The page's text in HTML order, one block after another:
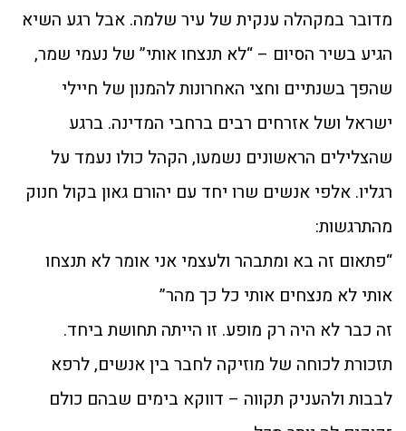
מדובר במקהלה ענקית של עיר שלמה. אבל רגע השיא
הגיע בשיר הסיום – “לא תנצחו אותי” של נעמי שמר,
שהפך בשנתיים וחצי האחרונות להמנון של חיילי
ישראל ושל אזרחים רבים ברחבי המדינה. ברגע
שהצלילים הראשונים נשמעו, הקהל כולו נעמד על
רגליו. אלפי אנשים שרו יחד עם יהורם גאון בקול חנוק
מהתרגשות:
“פתאום זה בא ומתבהר ולעצמי אני אומר לא תנצחו
אותי לא מנצחים אותי כל כך מהר”
זה כבר לא היה רק מופע. זו הייתה תחושת ביחד.
תזכורת לכוחה של מוזיקה לחבר בין אנשים, לרפא
לבבות ולהעניק תקווה – דווקא בימים שבהם כולם